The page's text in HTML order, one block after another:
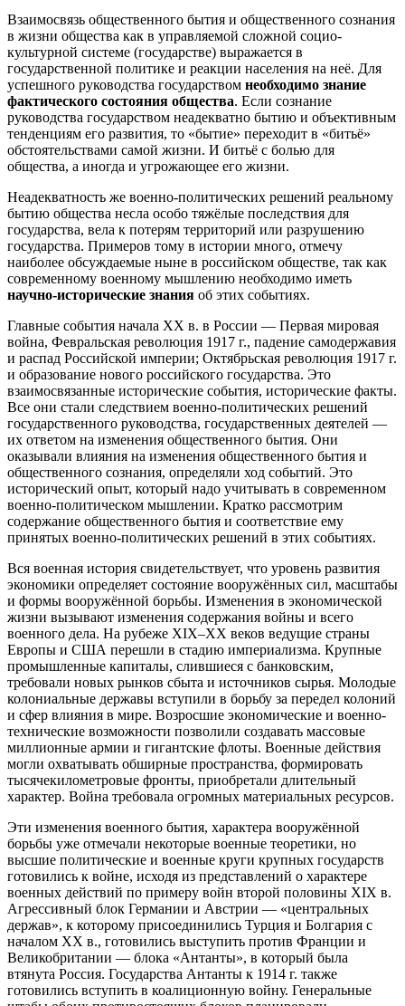
Взаимосвязь общественного бытия и общественного сознания
в жизни общества как в управляемой сложной социо-
культурной системе (государстве) выражается в
государственной политике и реакции населения на неё. Для
успешного руководства государством необходимо знание
фактического состояния общества. Если сознание
руководства государством неадекватно бытию и объективным
тенденциям его развития, то «бытие» переходит в «битьё»
обстоятельствами самой жизни. И битьё с болью для
общества, а иногда и угрожающее его жизни.
Неадекватность же военно-политических решений реальному
бытию общества несла особо тяжёлые последствия для
государства, вела к потерям территорий или разрушению
государства. Примеров тому в истории много, отмечу
наиболее обсуждаемые ныне в российском обществе, так как
современному военному мышлению необходимо иметь
научно-исторические знания об этих событиях.
Главные события начала XX в. в России — Первая мировая
война, Февральская революция 1917 г., падение самодержавия
и распад Российской империи; Октябрьская революция 1917 г.
и образование нового российского государства. Это
взаимосвязанные исторические события, исторические факты.
Все они стали следствием военно-политических решений
государственного руководства, государственных деятелей —
их ответом на изменения общественного бытия. Они
оказывали влияния на изменения общественного бытия и
общественного сознания, определяли ход событий. Это
исторический опыт, который надо учитывать в современном
военно-политическом мышлении. Кратко рассмотрим
содержание общественного бытия и соответствие ему
принятых военно-политических решений в этих событиях.
Вся военная история свидетельствует, что уровень развития
экономики определяет состояние вооружённых сил, масштабы
и формы вооружённой борьбы. Изменения в экономической
жизни вызывают изменения содержания войны и всего
военного дела. На рубеже XIX–XX веков ведущие страны
Европы и США перешли в стадию империализма. Крупные
промышленные капиталы, слившиеся с банковским,
требовали новых рынков сбыта и источников сырья. Молодые
колониальные державы вступили в борьбу за передел колоний
и сфер влияния в мире. Возросшие экономические и военно-
технические возможности позволили создавать массовые
миллионные армии и гигантские флоты. Военные действия
могли охватывать обширные пространства, формировать
тысячекилометровые фронты, приобретали длительный
характер. Война требовала огромных материальных ресурсов.
Эти изменения военного бытия, характера вооружённой
борьбы уже отмечали некоторые военные теоретики, но
высшие политические и военные круги крупных государств
готовились к войне, исходя из представлений о характере
военных действий по примеру войн второй половины XIX в.
Агрессивный блок Германии и Австрии — «центральных
держав», к которому присоединились Турция и Болгария с
началом XX в., готовились выступить против Франции и
Великобритании — блока «Антанты», в который была
втянута Россия. Государства Антанты к 1914 г. также
готовились вступить в коалиционную войну. Генеральные